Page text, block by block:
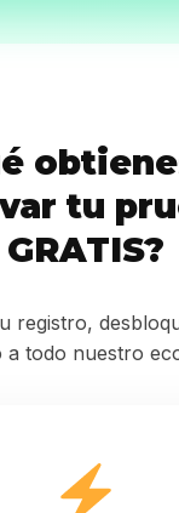
tu
GRATIS?
registro,
a todo nuestro